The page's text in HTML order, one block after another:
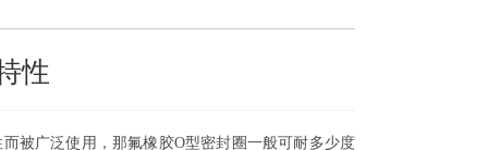
性
被广泛使用，那氟橡胶O型密封圈一般可耐多少度